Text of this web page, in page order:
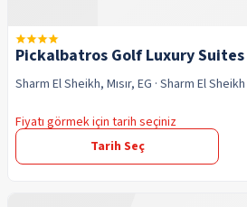
Pickalbatros Golf Luxury Suites
Sharm El Sheikh, Mısır, EG · Sharm El Sheikh
Fiyatı görmek için tarih seçiniz
Tarih Seç